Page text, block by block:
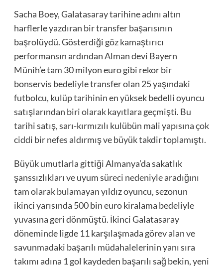
Sacha Boey, Galatasaray tarihine adını altın
harflerle yazdıran bir transfer başarısının
başrolüydü. Gösterdiği göz kamaştırıcı
performansın ardından Alman devi Bayern
Münih’e tam 30 milyon euro gibi rekor bir
bonservis bedeliyle transfer olan 25 yaşındaki
futbolcu, kulüp tarihinin en yüksek bedelli oyuncu
satışlarından biri olarak kayıtlara geçmişti. Bu
tarihi satış, sarı-kırmızılı kulübün mali yapısına çok
ciddi bir nefes aldırmış ve büyük takdir toplamıştı.
Büyük umutlarla gittiği Almanya’da sakatlık
şanssızlıkları ve uyum süreci nedeniyle aradığını
tam olarak bulamayan yıldız oyuncu, sezonun
ikinci yarısında 500 bin euro kiralama bedeliyle
yuvasına geri dönmüştü. İkinci Galatasaray
döneminde ligde 11 karşılaşmada görev alan ve
savunmadaki başarılı müdahalelerinin yanı sıra
takımı adına 1 gol kaydeden başarılı sağ bekin, yeni